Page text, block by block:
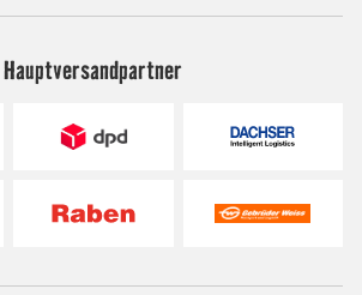
Hauptversandpartner